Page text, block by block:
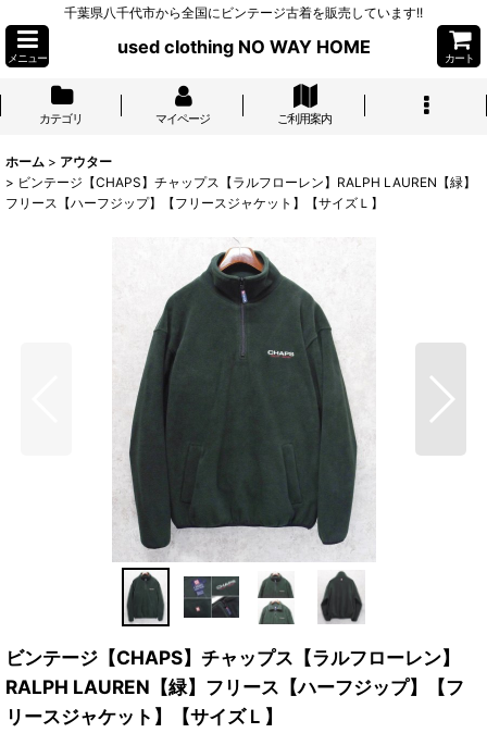
千葉県八千代市から全国にビンテージ古着を販売しています!!
メニュー
used clothing NO WAY HOME
カート
カテゴリ マイページ ご利用案内
ホーム > アウター
> ビンテージ【CHAPS】チャップス【ラルフローレン】RALPH LAUREN【緑】
フリース【ハーフジップ】【フリースジャケット】【サイズＬ】
ビンテージ【CHAPS】チャップス【ラルフローレン】
RALPH LAUREN【緑】フリース【ハーフジップ】【フ
リースジャケット】【サイズＬ】